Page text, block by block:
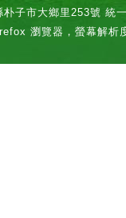
朴子市大鄉里253號 統
瀏覽器，螢幕解